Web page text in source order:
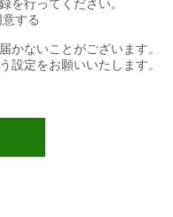
を行ってください。
する
かないことがございます。
設定をお願いいたします。